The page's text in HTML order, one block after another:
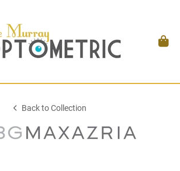
Back to Collection